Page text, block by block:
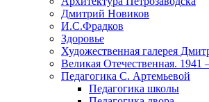
Дмитрий Новиков
И.С.Фрадков
Здоровье
Художественная галерея
Великая Отечественная.
Педагогика С. Артемьевой
Педагогика школы